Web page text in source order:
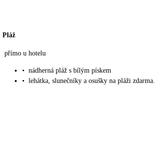
Pláž
přímo u hotelu
• nádherná pláž s bílým pískem
• lehátka, slunečníky a osušky na pláži zdarma.